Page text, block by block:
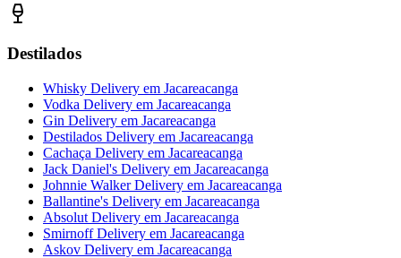
Destilados
Whisky Delivery em Jacareacanga
Vodka Delivery em Jacareacanga
Gin Delivery em Jacareacanga
Destilados Delivery em Jacareacanga
Cachaça Delivery em Jacareacanga
Jack Daniel's Delivery em Jacareacanga
Johnnie Walker Delivery em Jacareacanga
Ballantine's Delivery em Jacareacanga
Absolut Delivery em Jacareacanga
Smirnoff Delivery em Jacareacanga
Askov Delivery em Jacareacanga